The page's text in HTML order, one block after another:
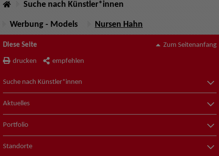
Suche nach Künstler*innen
Werbung - Models Nursen Hahn
Diese Seite
drucken empfehlen
Zum Seitenanfang
Suche nach Künstler*innen
Aktuelles
Portfolio
Standorte